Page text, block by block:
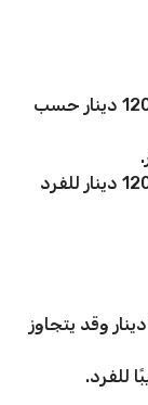
: من 700 إلى 1200 دينار حسب
: من 70 إلى 120 دينار للفرد
: يبدأ من 900 دينار وقد يتجاوز